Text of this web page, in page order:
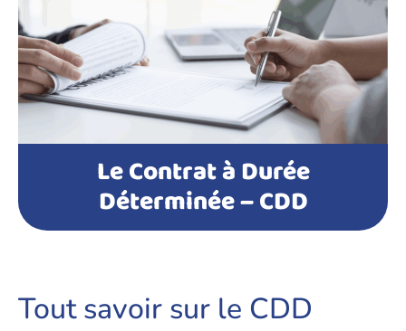
Le Contrat à Durée
Déterminée – CDD
Tout savoir sur le CDD